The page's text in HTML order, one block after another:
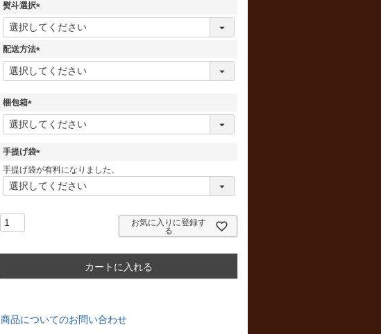
熨斗選択
(
必
須
配送方法
(
必
梱包箱
(
必
)
手提げ袋
(
必
須
手提げ袋が有料になりました。
お気に入りに登録す
る
カートに入れる
商品についてのお問い合わせ